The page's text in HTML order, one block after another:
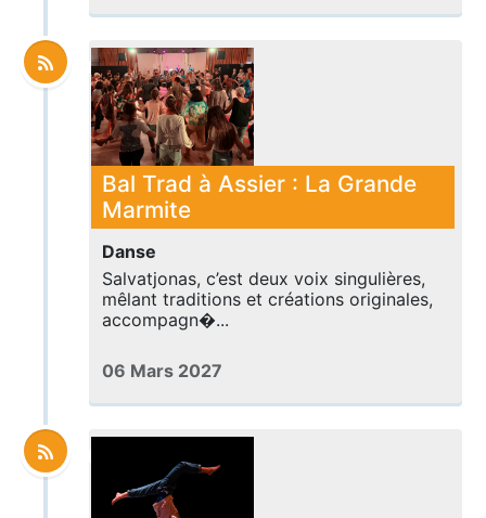
Bal Trad à Assier : La Grande
Marmite
Danse
Salvatjonas, c’est deux voix singulières,
mêlant traditions et créations originales,
accompagn�...
06 Mars 2027